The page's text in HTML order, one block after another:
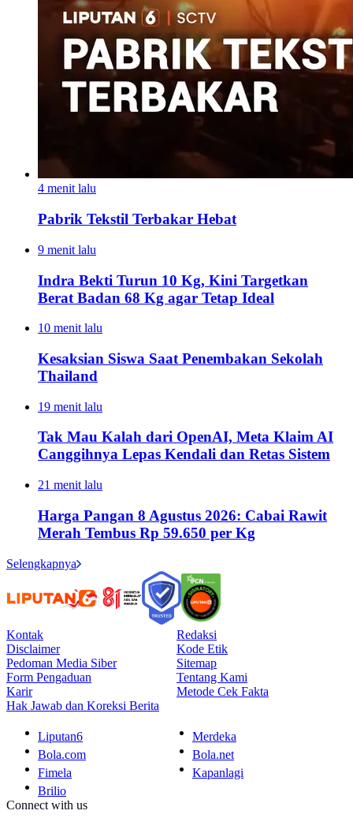
4 menit lalu
Pabrik Tekstil Terbakar Hebat
9 menit lalu
Indra Bekti Turun 10 Kg, Kini Targetkan
Berat Badan 68 Kg agar Tetap Ideal
10 menit lalu
Kesaksian Siswa Saat Penembakan Sekolah
Thailand
19 menit lalu
Tak Mau Kalah dari OpenAI, Meta Klaim AI
Canggihnya Lepas Kendali dan Retas Sistem
21 menit lalu
Harga Pangan 8 Agustus 2026: Cabai Rawit
Merah Tembus Rp 59.650 per Kg
Selengkapnya
Kontak
Redaksi
Disclaimer
Kode Etik
Pedoman Media Siber
Sitemap
Form Pengaduan
Tentang Kami
Karir
Metode Cek Fakta
Hak Jawab dan Koreksi Berita
Liputan6
Merdeka
Bola.com
Bola.net
Fimela
Kapanlagi
Brilio
Connect with us